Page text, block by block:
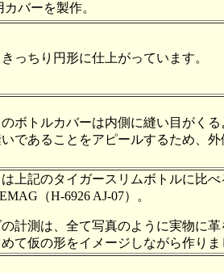
バーを製作。
っちり円形に仕上がっています。
ボトルカバーは内側に縫い目がく
いであることをアピールするため、
上記のタイガースリムボトルに比
（H-6926 AJ-07）。
計測は、全て写真のように実物に
て仮の形をイメージしながら作りま